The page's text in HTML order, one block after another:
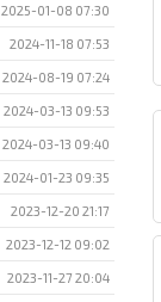
2025-01-08 07:30
2024-11-18 07:53
2024-08-19 07:24
2024-03-13 09:53
2024-03-13 09:40
2024-01-23 09:35
2023-12-20 21:17
2023-12-12 09:02
2023-11-27 20:04